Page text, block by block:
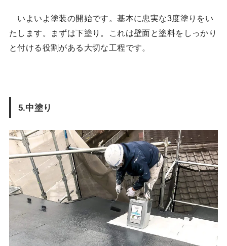
いよいよ塗装の開始です。基本に忠実な3度塗りをい
たします。まずは下塗り。これは壁面と塗料をしっかり
と付ける役割がある大切な工程です。
5.中塗り